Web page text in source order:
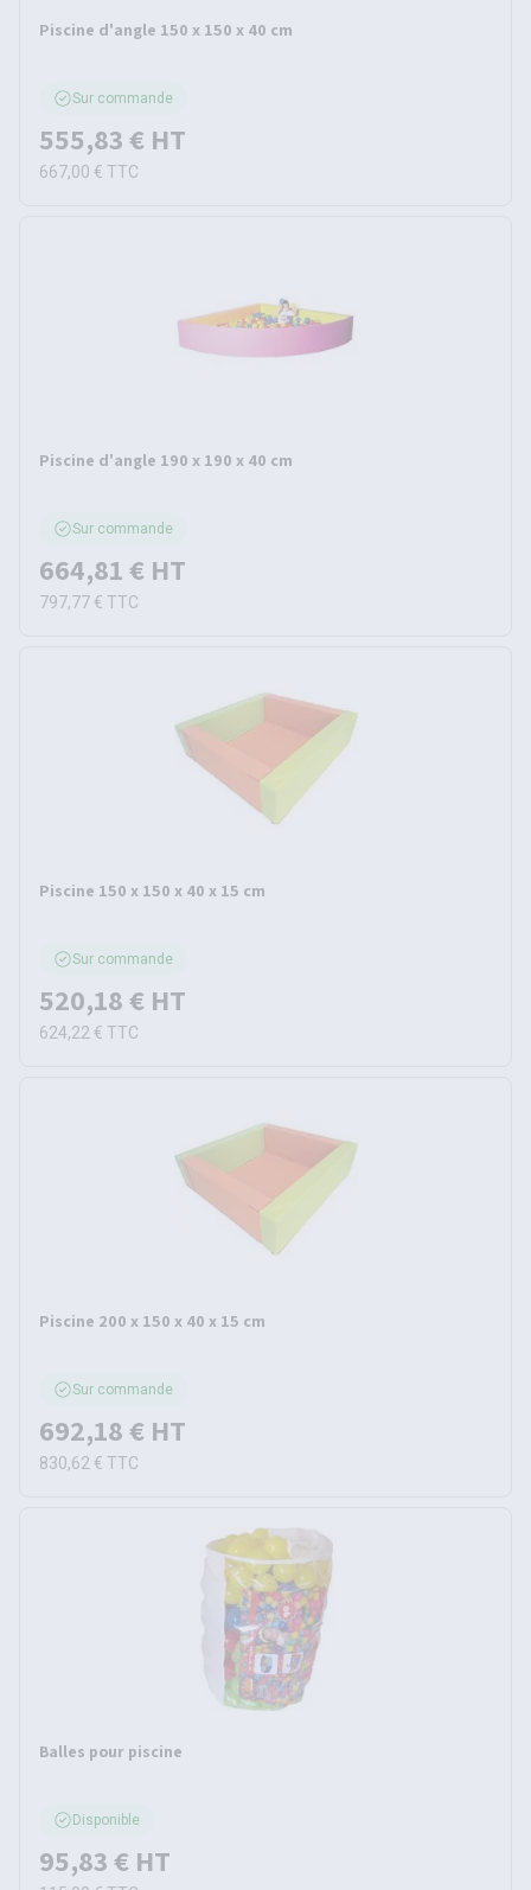
Piscine d'angle 150 x 150 x 40 cm
Sur commande
555,83 € HT
667,00 € TTC
Piscine d'angle 190 x 190 x 40 cm
Sur commande
664,81 € HT
797,77 € TTC
Piscine 150 x 150 x 40 x 15 cm
Sur commande
520,18 € HT
624,22 € TTC
Piscine 200 x 150 x 40 x 15 cm
Sur commande
692,18 € HT
830,62 € TTC
Balles pour piscine
Disponible
95,83 € HT